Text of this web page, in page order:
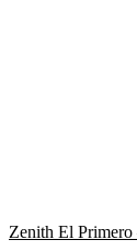
Zenith El